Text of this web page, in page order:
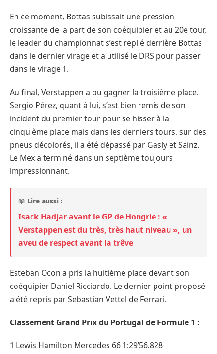
En ce moment, Bottas subissait une pression
croissante de la part de son coéquipier et au 20e tour,
le leader du championnat s’est replié derrière Bottas
dans le dernier virage et a utilisé le DRS pour passer
dans le virage 1.
Au final, Verstappen a pu gagner la troisième place.
Sergio Pérez, quant à lui, s’est bien remis de son
incident du premier tour pour se hisser à la
cinquième place mais dans les derniers tours, sur des
pneus décolorés, il a été dépassé par Gasly et Sainz.
Le Mex a terminé dans un septième toujours
impressionnant.
📖 Lire aussi :
Isack Hadjar avant le GP de Hongrie : «
Verstappen est du très, très haut niveau », un
aveu de respect avant la trêve
Esteban Ocon a pris la huitième place devant son
coéquipier Daniel Ricciardo. Le dernier point proposé
a été repris par Sebastian Vettel de Ferrari.
Classement Grand Prix du Portugal de Formule 1 :
1 Lewis Hamilton Mercedes 66 1:29’56.828